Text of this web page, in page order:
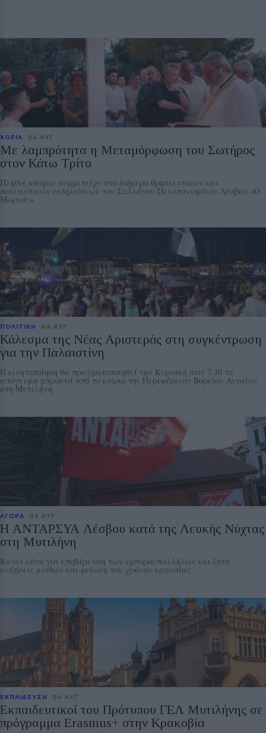
ΧΩΡΙΑ 06 ΑΥΓ
Με λαμπρότητα η Μεταμόρφωση του Σωτήρος
στον Κάτω Τρίτο
Πλήθος κόσμου συμμετείχε στο διήμερο θρησκευτικών και
πολιτιστικών εκδηλώσεων του Συλλόγου Πελοποννησίων Λέσβου «Ο
Μωριάς»
ΠΟΛΙΤΙΚΗ 06 ΑΥΓ
Κάλεσμα της Νέας Αριστεράς στη συγκέντρωση
για την Παλαιστίνη
Η κινητοποίηση θα πραγματοποιηθεί την Κυριακή στις 7.30 το
απόγευμα μπροστά από το κτίριο της Περιφέρειας Βορείου Αιγαίου
στη Μυτιλήνη
ΑΓΟΡΑ 06 ΑΥΓ
Η ΑΝΤΑΡΣΥΑ Λέσβου κατά της Λευκής Νύχτας
στη Μυτιλήνη
Κάνει λόγο για επιβάρυνση των εμποροϋπαλλήλων και ζητά
αυξήσεις μισθών και μείωση του χρόνου εργασίας
ΕΚΠΑΙΔΕΥΣΗ 06 ΑΥΓ
Εκπαιδευτικοί του Πρότυπου ΓΕΛ Μυτιλήνης σε
πρόγραμμα Erasmus+ στην Κρακοβία